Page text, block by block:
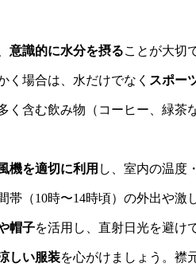
意識的に水分を摂ることが大切
く場合は、水だけでなく スポー
く含む飲み物（コーヒー、緑茶
機を適切に利用 し、室内の温度
帯（10時〜14時頃）の外出や激
帽子を活用し、直射日光を避け
しい服装を心がけましょう。襟